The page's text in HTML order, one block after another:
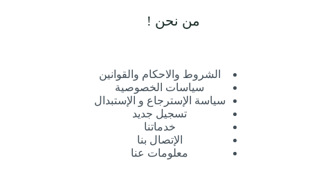
من نحن !
الشروط والاحكام والقوانين
سياسات الخصوصية
سياسة الإسترجاع و الإستبدال
تسجيل جديد
خدماتنا
الإتصال بنا
معلومات عنا